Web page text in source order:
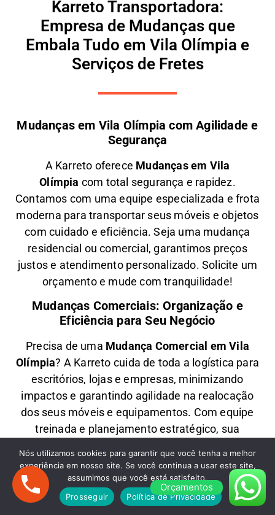
Karreto Transportadora:
Empresa de Mudanças que
Embala Tudo em Vila Olímpia e
Serviços de Fretes
Mudanças em Vila Olímpia com Agilidade e
Segurança
A Karreto oferece Mudanças em Vila
Olímpia com total segurança e rapidez.
Contamos com uma equipe especializada e frota
moderna para transportar seus móveis e objetos
comcuidado e eficiência. Seja uma mudança
residencial ou comercial , garantimos preços
justos e atendimento personalizado. Solicite um
orçamento e mude com tranquilidade!
Mudanças Comerciais: Organização e
Eficiência para Seu Negócio
Precisa de uma Mudança Comercial emVila
Olímpia? A Karreto cuida de toda a logística para
escritórios, lojas e empresas, minimizando
impactos e garantindo agilidade na realocação
dos seus móveis e equipamentos. Com equipe
treinada e planejamento estratégico, sua
endereço.
Fretes em Vila Olímpia: Transporte Rápido
e Econômico
Orçamentos
Nós utilizamos cookies para garantir que você tenha a melhor
experiência em nosso site. Se você continua a usar este site,
assumimos que você está satisfeito.
Prosseguir
Política de Privacidade